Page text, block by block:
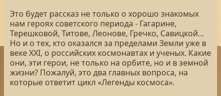
Это будет рассказ не только о хорошо знакомых
нам героях советского периода - Гагарине,
Терешковой, Титове, Леонове, Гречко, Савицкой…
Но и о тех, кто оказался за пределами Земли уже в
веке XXI, о российских космонавтах и ученых. Какие
они, эти герои, не только на орбите, но и в земной
жизни? Пожалуй, это два главных вопроса, на
которые ответит цикл «Легенды космоса».